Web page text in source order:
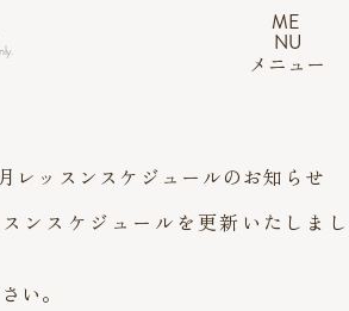
ME
NU
メニュー
レッスンスケジュールのお知らせ
ンスケジュールを更新いたしまし
い。